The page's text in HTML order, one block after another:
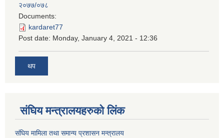
२०७७/०७८
Documents:
kardaret77
Post date: Monday, January 4, 2021 - 12:36
थप
स‌ंघिय मन्त्रालयहरुको लिंक
स‌ंघिय मामिला तथा समान्य प्रशासन मन्त्रालय